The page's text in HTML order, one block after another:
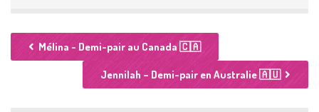
Mélina - Demi-pair au Canada 🇨🇦
Jennilah – Demi-pair en Australie 🇦🇺